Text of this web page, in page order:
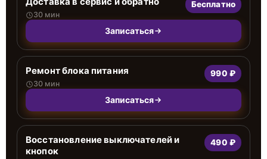
30 мин
Бесплатно
Записаться
Ремонт блока питания
30 мин
990 ₽
Записаться
Восстановление выключателей и
кнопок
490 ₽